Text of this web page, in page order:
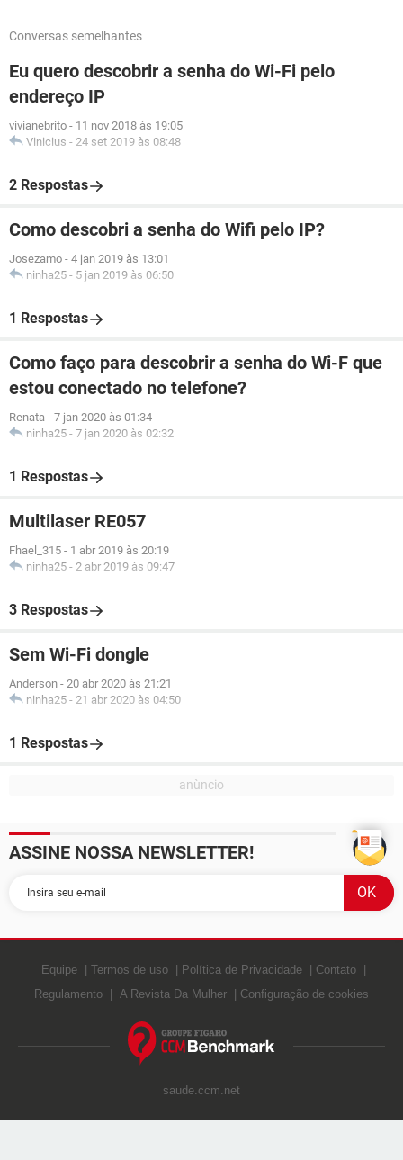
Conversas semelhantes
Eu quero descobrir a senha do Wi-Fi pelo
endereço IP
vivianebrito - 11 nov 2018 às 19:05
Vinicius - 24 set 2019 às 08:48
2 Respostas
Como descobri a senha do Wifi pelo IP?
Josezamo - 4 jan 2019 às 13:01
ninha25 - 5 jan 2019 às 06:50
1 Respostas
Como faço para descobrir a senha do Wi-F que
estou conectado no telefone?
Renata - 7 jan 2020 às 01:34
ninha25 - 7 jan 2020 às 02:32
1 Respostas
Multilaser RE057
Fhael_315 - 1 abr 2019 às 20:19
ninha25 - 2 abr 2019 às 09:47
3 Respostas
Sem Wi-Fi dongle
Anderson - 20 abr 2020 às 21:21
ninha25 - 21 abr 2020 às 04:50
1 Respostas
ASSINE NOSSA NEWSLETTER!
Equipe Termos de uso Política de Privacidade
Contato
Regulamento
A Revista Da Mulher Configuração de cookies
saude.ccm.net